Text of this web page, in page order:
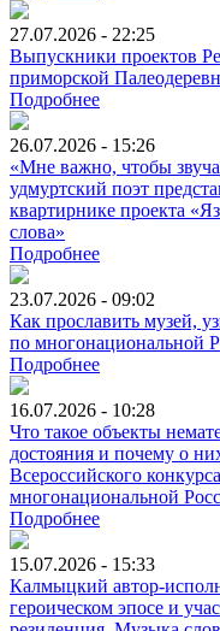
27.07.2026 - 22:25
Выпускники проектов
приморской
Подробнее
26.07.2026 - 15:26
«Мне важно, чтобы
удмуртский поэт
квартирнике проекта
слова»
Подробнее
23.07.2026 - 09:02
Как прославить музей,
по многонациональной
Подробнее
16.07.2026 - 10:28
Что такое объекты
достояния и почему о
Всероссийского
многонациональной
Подробнее
15.07.2026 - 15:33
Калмыцкий автор-
героическом эпосе и